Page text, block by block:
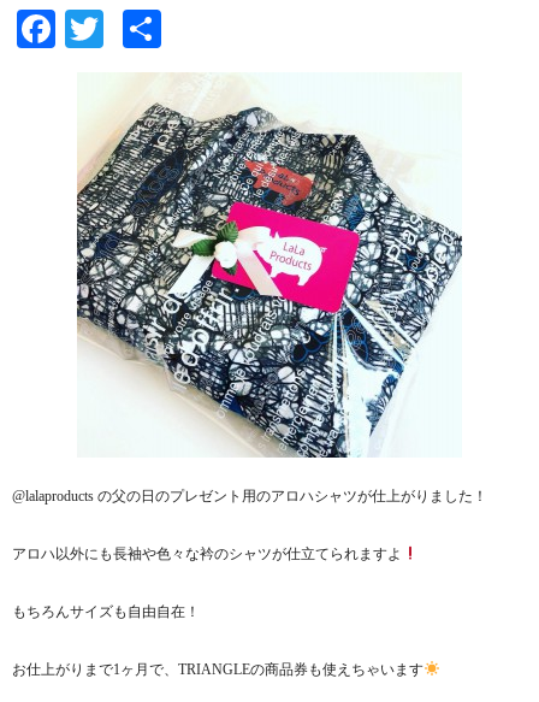
Facebook
Twitter
有
@lalaproducts の父の日のプレゼント用のアロハシャツが仕上がりました！
アロハ以外にも長袖や色々な衿のシャツが仕立てられますよ
もちろんサイズも自由自在！
お仕上がりまで1ヶ月で、TRIANGLEの商品券も使えちゃいます